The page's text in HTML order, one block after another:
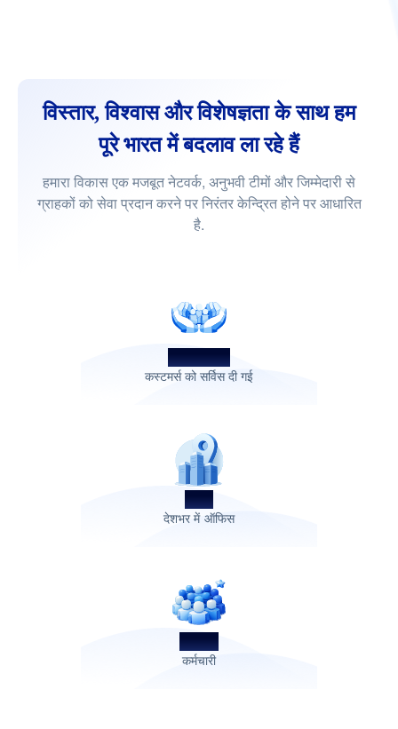
विस्तार, विश्वास और विशेषज्ञता के साथ हम
पूरे भारत में बदलाव ला रहे हैं
हमारा विकास एक मजबूत नेटवर्क, अनुभवी टीमों और जिम्मेदारी से
ग्राहकों को सेवा प्रदान करने पर निरंतर केन्द्रित होने पर आधारित
है.
1.4 मिलियन+
कस्टमर्स को सर्विस दी गई
200+
देशभर में ऑफिस
4,700+
कर्मचारी